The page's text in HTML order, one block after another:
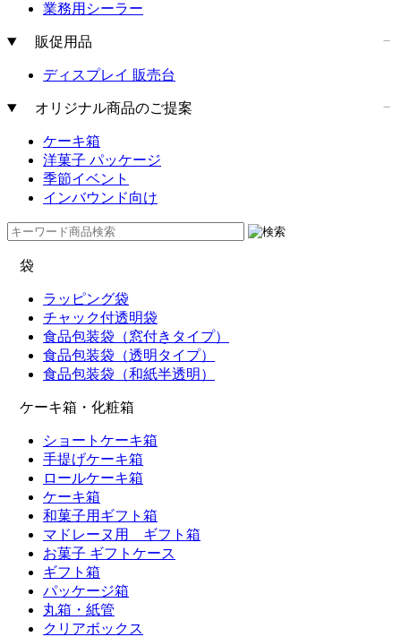
業務用シーラー
販促用品
ディスプレイ 販売台
オリジナル商品のご提案
ケーキ箱
洋菓子 パッケージ
季節イベント
インバウンド向け
袋
ラッピング袋
チャック付透明袋
食品包装袋（窓付きタイプ）
食品包装袋（透明タイプ）
食品包装袋（和紙半透明）
ケーキ箱・化粧箱
ショートケーキ箱
手提げケーキ箱
ロールケーキ箱
ケーキ箱
和菓子用ギフト箱
マドレーヌ用 ギフト箱
お菓子 ギフトケース
ギフト箱
パッケージ箱
丸箱・紙管
クリアボックス